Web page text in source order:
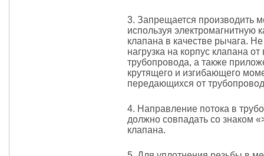
3. Запрещается производить
используя электромагнитную
клапана в качестве рычага. Не
нагрузка на корпус клапана от
трубопровода, а также
крутящего и изгибающего
передающихся от
4. Направление потока в
должно совпадать со знаком
клапана.